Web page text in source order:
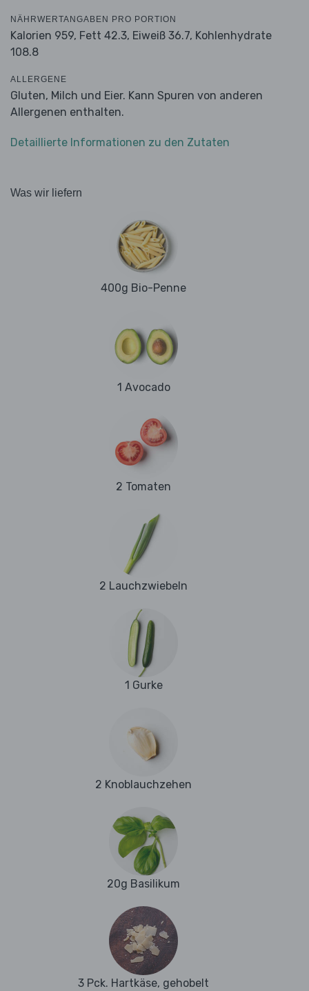
NÄHRWERTANGABEN PRO PORTION
Kalorien 959, Fett 42.3, Eiweiß 36.7, Kohlenhydrate
108.8
ALLERGENE
Gluten, Milch und Eier. Kann Spuren von anderen
Allergenen enthalten.
Detaillierte Informationen zu den Zutaten
Was wir liefern
400g Bio-Penne
1 Avocado
2 Tomaten
2 Lauchzwiebeln
1 Gurke
2 Knoblauchzehen
20g Basilikum
3 Pck. Hartkäse, gehobelt